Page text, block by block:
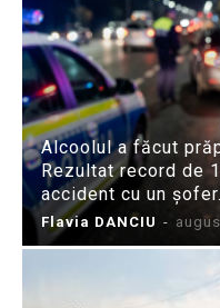
Alcoolul a făcut
Rezultat record de
accident cu un
Flavia DANCIU -